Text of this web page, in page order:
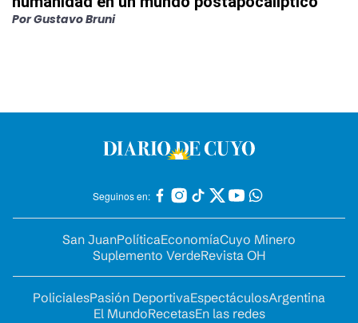
PorGustavo Bruni
Seguinos en:
San JuanPolíticaEconomíaCuyo Minero
Suplemento VerdeRevista OH
PolicialesPasión DeportivaEspectáculosArgentina
El MundoRecetasEn las redes